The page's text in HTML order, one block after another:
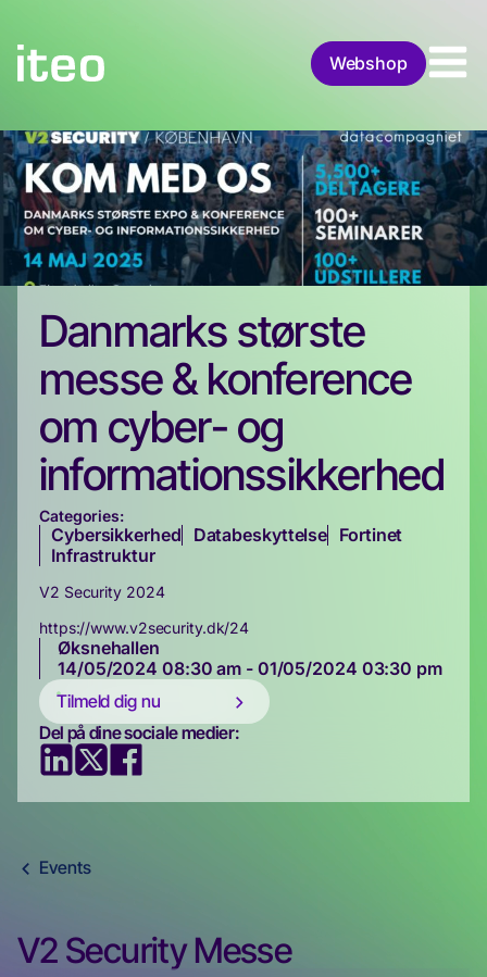
Webshop
Danmarks største
messe & konference
om cyber- og
informationssikkerhed
Categories:
Cybersikkerhed Databeskyttelse Fortinet
Infrastruktur
V2 Security 2024
https://www.v2security.dk/24
Øksnehallen
14/05/2024 08:30 am - 01/05/2024 03:30 pm
Tilmeld dig nu
Del på dine sociale medier:
Events
V2 Security Messe